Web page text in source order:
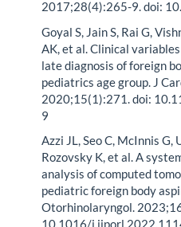
2017;28(4):265-9. doi:
Goyal S, Jain S, Rai G,
AK, et al. Clinical
late diagnosis of foreign
pediatrics age group. J
2020;15(1):271. doi:
9
Azzi JL, Seo C, McInnis G,
Rozovsky K, et al. A
analysis of computed
pediatric foreign body
Otorhinolaryngol.
10.1016/